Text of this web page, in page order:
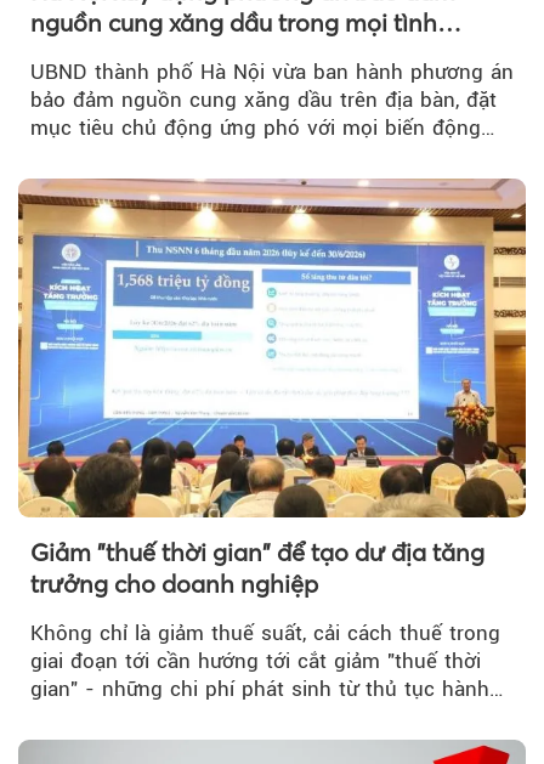
nguồn cung xăng dầu trong mọi tình
UBND thành phố Hà Nội vừa ban hành phương án
bảo đảm nguồn cung xăng dầu trên địa bàn, đặt
mục tiêu chủ động ứng phó với mọi biến động
Giảm "thuế thời gian" để tạo dư địa tăng
trưởng cho doanh nghiệp
Không chỉ là giảm thuế suất, cải cách thuế trong
giai đoạn tới cần hướng tới cắt giảm "thuế thời
gian" - những chi phí phát sinh từ thủ tục hành